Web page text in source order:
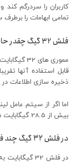
کاربران را سردرگم کند
تمامی ابهامات را برطرف
فلش 32 گیگ چقدر حافظه دارد ؟
مموری
ذخیره سازی اطلاعات در
اما اگر از سیتم عامل
بیش از 28.5 گیگابایت در دسترس دارید.
در فلش ۳۲ گیگ چند فیلم جا میگیرد ؟